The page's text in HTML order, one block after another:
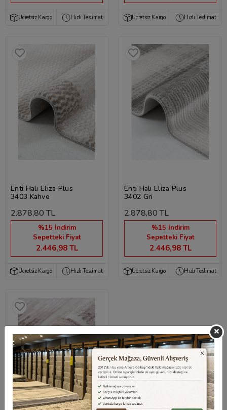
Ücretsiz Kargo Hızlı Teslimat Ücretsiz Kargo Hızlı Teslimat
Enti Halı Eliza Plus
3403 Kahve
2.878,80 TL
%15 İndirim
Sepetteki Fiyat
2.446,98 TL
Ücretsiz Kargo Hızlı Teslimat
Enti Halı Eliza Plus
3402 Gri
2.878,80 TL
%15 İndirim
Sepetteki Fiyat
2.446,98 TL
Ücretsiz Kargo Hızlı Teslimat